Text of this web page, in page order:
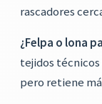
rascadores
¿Felpa o lona
tejidos
pero retiene